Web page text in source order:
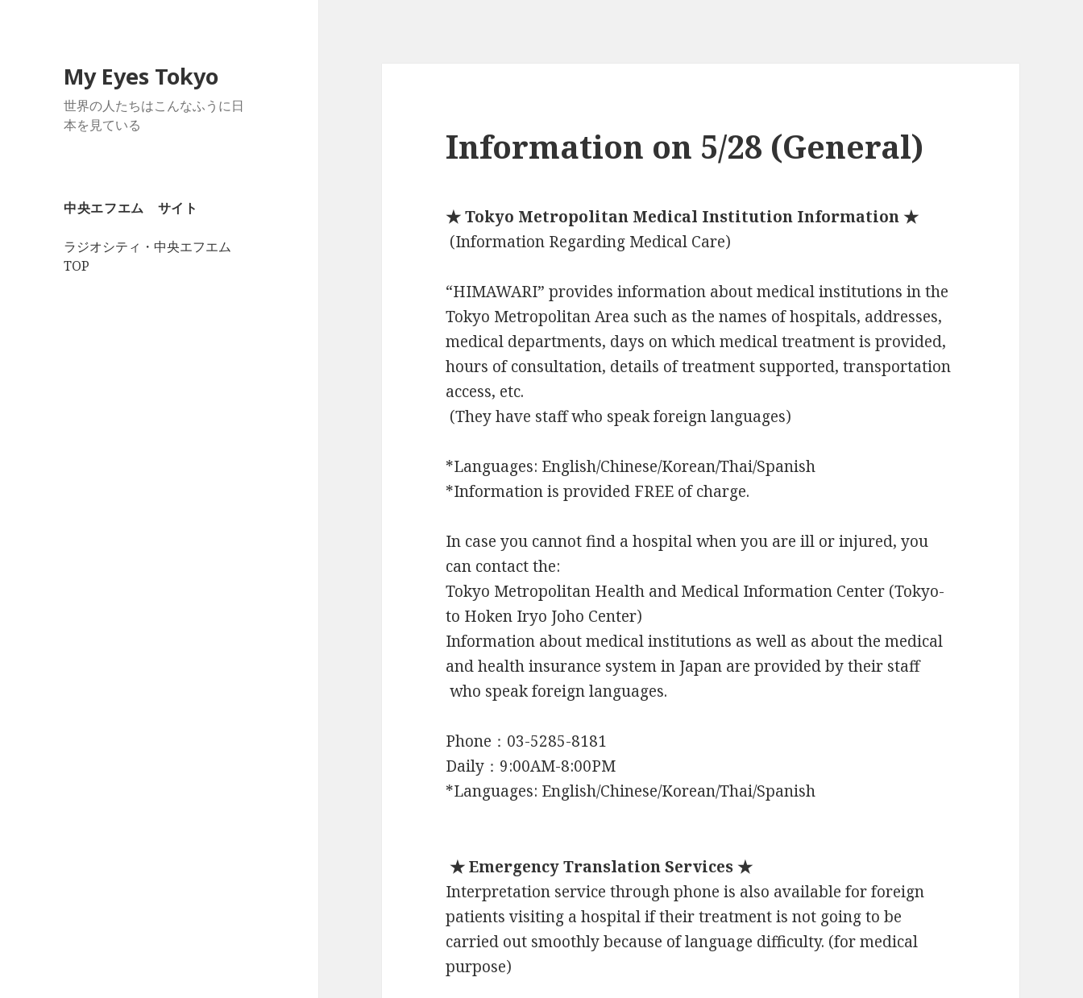
My Eyes Tokyo
世界の人たちはこんなふうに日
本を見ている
中央エフエム サイト
ラジオシティ・中央エフエム
TOP
Information on 5/28 (General)
★ Tokyo Metropolitan Medical Institution Information ★
(Information Regarding Medical Care)
“HIMAWARI” provides information about medical institutions in the
Tokyo Metropolitan Area such as the names of hospitals, addresses,
medical departments, days on which medical treatment is provided,
hours of consultation, details of treatment supported, transportation
access, etc.
(They have staff who speak foreign languages)
*Languages: English/Chinese/Korean/Thai/Spanish
*Information is provided FREE of charge.
In case you cannot find a hospital when you are ill or injured, you
can contact the:
Tokyo Metropolitan Health and Medical Information Center (Tokyo-
to Hoken Iryo Joho Center)
Information about medical institutions as well as about the medical
and health insurance system in Japan are provided by their staff
who speak foreign languages.
Phone：03-5285-8181
Daily：9:00AM-8:00PM
*Languages: English/Chinese/Korean/Thai/Spanish
★ Emergency Translation Services ★
Interpretation service through phone is also available for foreign
patients visiting a hospital if their treatment is not going to be
carried out smoothly because of language difficulty. (for medical
purpose)